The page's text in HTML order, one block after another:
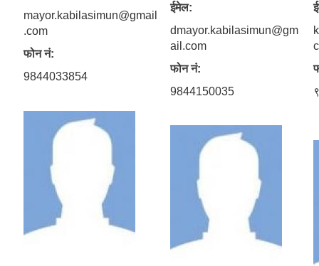
mayor.kabilasimun@gmail
.com
फोन नं:
9844033854
ईमेल:
dmayor.kabilasimun@gm
ail.com
फोन नं:
9844150035